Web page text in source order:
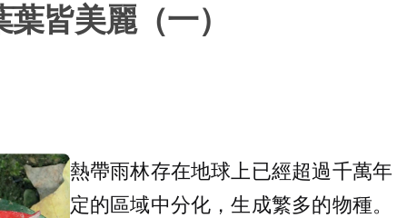
皆美麗（一）
熱帶雨林存在地球上已經超過千萬
定的區域中分化，生成繁多的物種